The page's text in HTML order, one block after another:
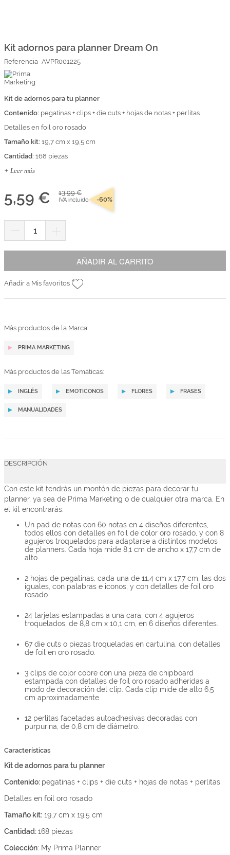
Top Ventas
Iniciar sesión/Regístrate
Somos Kimidori
comienzo
la
galería
de
imágenes
Kit adornos para planner Dream On
Referencia AVPR001225
Kit de adornos para tu planner
Contenido: pegatinas + clips + die cuts + hojas de notas + perlitas
Detalles en foil oro rosado
Tamaño kit: 19,7 cm x 19,5 cm
Cantidad: 168 piezas
+ Leer más
5,59 € 13,99 €
IVA incluido -60%
AÑADIR AL CARRITO
Añadir a Mis favoritos
Más productos de la Marca:
PRIMA MARKETING
Más productos de las Temáticas:
INGLÉS EMOTICONOS FLORES FRASES
MANUALIDADES
DESCRIPCIÓN
Con este kit tendrás un montón de piezas para decorar tu
planner, ya sea de Prima Marketing o de cualquier otra marca. En
el kit encontrarás:
Un pad de notas con 60 notas en 4 diseños diferentes,
todos ellos con detalles en foil de color oro rosado, y con 8
agujeros troquelados para adaptarse a distintos modelos
de planners. Cada hoja mide 8,1 cm de ancho x 17,7 cm de
alto.
2 hojas de pegatinas, cada una de 11,4 cm x 17,7 cm, las dos
iguales, con palabras e iconos, y con detalles de foil oro
rosado.
24 tarjetas estampadas a una cara, con 4 agujeros
troquelados, de 8,8 cm x 10,1 cm, en 6 diseños diferentes.
67 die cuts o piezas troqueladas en cartulina, con detalles
de foil en oro rosado.
3 clips de color cobre con una pieza de chipboard
estampada con detalles de foil oro rosado adheridas a
modo de decoración del clip. Cada clip mide de alto 6,5
cm aproximadamente.
12 perlitas facetadas autoadhesivas decoradas con
purpurina, de 0,8 cm de diámetro.
Características
Kit de adornos para tu planner
Contenido: pegatinas + clips + die cuts + hojas de notas + perlitas
Detalles en foil oro rosado
Tamaño kit: 19,7 cm x 19,5 cm
Cantidad:168 piezas
Colección: My Prima Planner